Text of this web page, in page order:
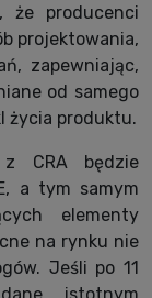
że producenci
projektowania,
zapewniając,
od samego
życia produktu.
CRA będzie
a tym samym
elementy
na rynku nie
Jeśli po 11
istotnym